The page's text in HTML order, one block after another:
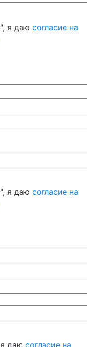
я даю согласие на
я даю согласие на
даю согласие на